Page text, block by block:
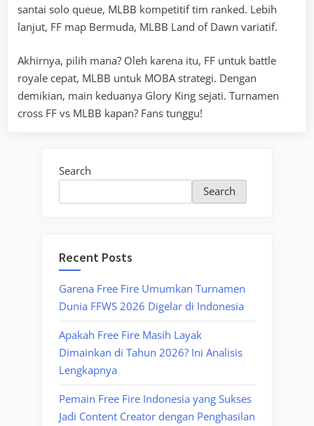
santai solo queue, MLBB kompetitif tim ranked. Lebih
lanjut, FF map Bermuda, MLBB Land of Dawn variatif.
Akhirnya, pilih mana? Oleh karena itu, FF untuk battle
royale cepat, MLBB untuk MOBA strategi. Dengan
demikian, main keduanya Glory King sejati. Turnamen
cross FF vs MLBB kapan? Fans tunggu!
Search
Search
Recent Posts
Garena Free Fire Umumkan Turnamen
Dunia FFWS 2026 Digelar di Indonesia
Apakah Free Fire Masih Layak
Dimainkan di Tahun 2026? Ini Analisis
Lengkapnya
Pemain Free Fire Indonesia yang Sukses
Jadi Content Creator dengan Penghasilan